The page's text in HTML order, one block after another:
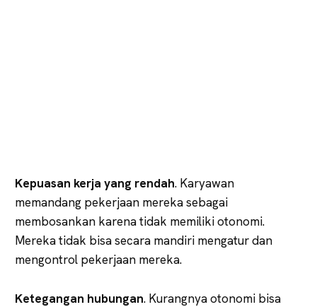
Kepuasan kerja yang rendah. Karyawan
memandang pekerjaan mereka sebagai
membosankan karena tidak memiliki otonomi.
Mereka tidak bisa secara mandiri mengatur dan
mengontrol pekerjaan mereka.
Ketegangan hubungan. Kurangnya otonomi bisa